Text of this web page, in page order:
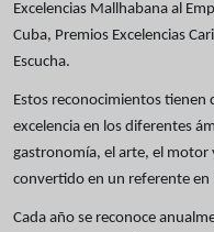
Excelencias Mallhabana al
Cuba, Premios Excelencias
Escucha.
Estos reconocimientos
excelencia en los diferentes
gastronomía, el arte, el motor
convertido en un referente en
Cada año se reconoce